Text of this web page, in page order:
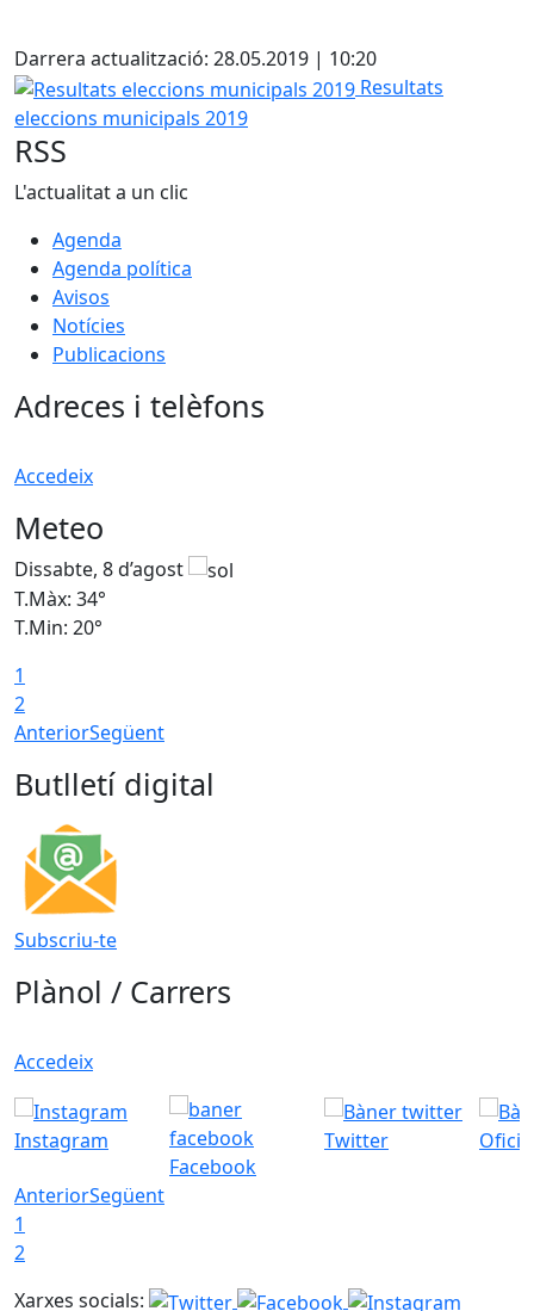
Darrera actualització: 28.05.2019 | 10:20
Resultats eleccions municipals 2019
Resultats
eleccions municipals 2019
RSS
L'actualitat a un clic
Agenda
Agenda política
Avisos
Notícies
Publicacions
Adreces i telèfons
Accedeix
Meteo
Dissabte, 8 d’agost
T.Màx: 34°
T.Min: 20°
1
2
AnteriorSegüent
Butlletí digital
Subscriu-te
Plànol / Carrers
Accedeix
Instagram
Facebook
Twitter
AnteriorSegüent
1
2
Xarxes socials: